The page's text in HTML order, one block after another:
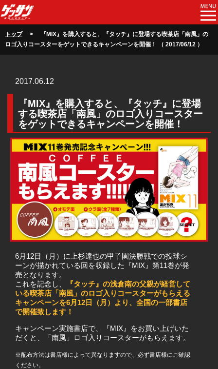
トップ> 『MIX』を購入すると、『タッチ』に登場する喫茶店「南風」の
ロゴ入りコースターをゲットできるキャンペーンを開催！ （ 2017/06/12 ）
2017.06.12
『MIX』を購入すると、『タッチ』に登場
する喫茶店「南風」のロゴ入りコースター
をゲットできるキャンペーンを開催！
6月12日（月）に上杉達也の甲子園決勝戦での投球シ
ーンが描かれている回を収録した『MIX』第11巻が発
売となります。
これを記念し、
『タッチ』の浅倉南の父親が経営して
いる喫茶店「南風」のロゴ入りコースターがもらえる
キャンペーンを6月12日（月）より、全国の一部書店
で開催致します！
キャンペーン実施書店で、『MIX』をお買い上げいた
だくと、「南風」ロゴ入りコースターがもらえます。
※配布方法は書店様によって異なりますので、必ず書店様にご確認
ください。